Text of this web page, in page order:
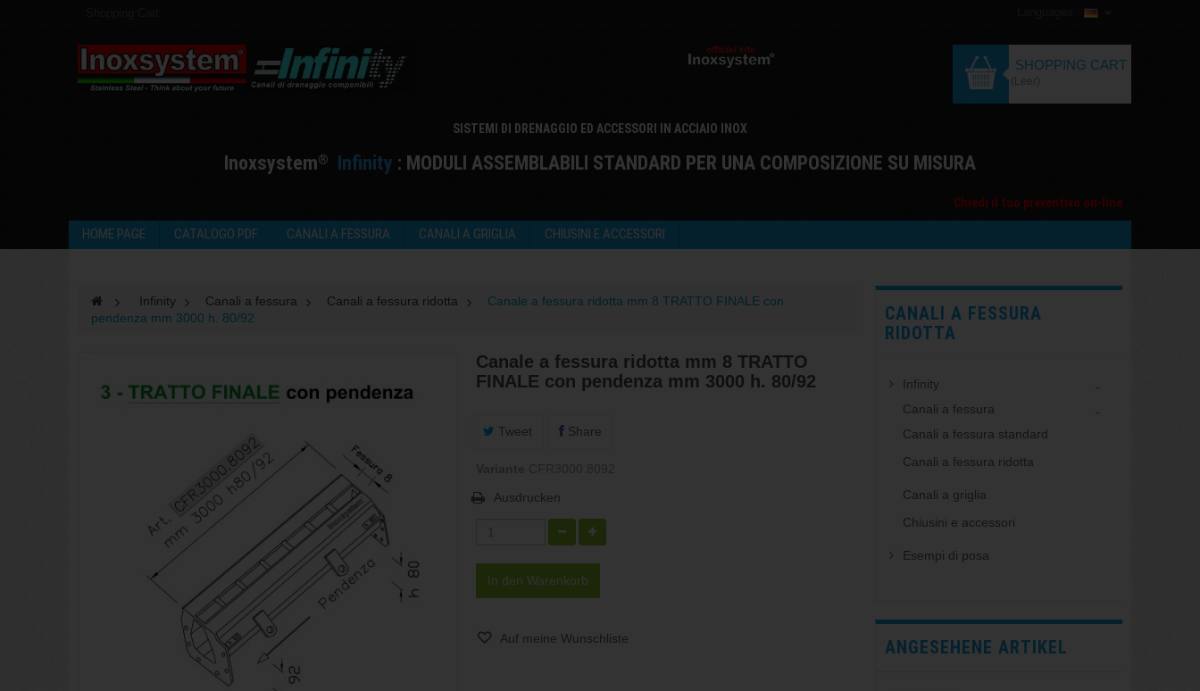
SHOPPING CART
SISTEMI DI DRENAGGIO ED ACCESSORI IN ACCIAIO INOX
Inoxsystem® Infinity : MODULI ASSEMBLABILI STANDARD PER UNA COMPOSIZIONE SU MISURA
Chiedi il tuo preventivo on-line
HOME PAGE CATALOGO PDF CANALI A FESSURA CANALI A GRIGLIA CHIUSINI E ACCESSORI
> Infinity > Canali a fessura > Canali a fessura ridotta >
Canale a fessura ridotta mm 8 TRATTO FINALE con
pendenza mm 3000 h. 80/92
Canale a fessura ridotta mm 8 TRATTO
FINALE con pendenza mm 3000 h. 80/92
Tweet Share
Ausdrucken
In den Warenkorb
Auf meine Wunschliste
CANALI A FESSURA
RIDOTTA
Infinity
Canali a fessura
Canali a fessura standard
Canali a fessura ridotta
Canali a griglia
Chiusini e accessori
Esempi di posa
ANGESEHENE ARTIKEL